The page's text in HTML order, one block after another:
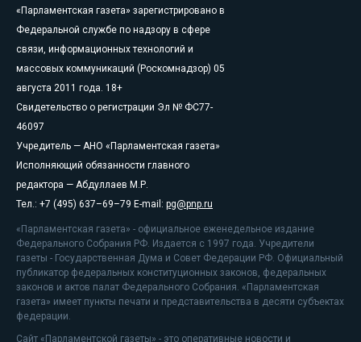
«Парламентская газета» зарегистрировано в
Федеральной службе по надзору в сфере
связи, информационных технологий и
массовых коммуникаций (Роскомнадзор) 05
августа 2011 года. 18+
Свидетельство о регистрации Эл № ФС77-
46097
Учредитель — АНО «Парламентская газета»
Исполняющий обязанности главного
редактора — Абдуллаев М.Р.
Тел.: +7 (495) 637–69–79 E-mail: pg@pnp.ru
«Парламентская газета» - официальное еженедельное издание
Федерального Собрания РФ. Издается с 1997 года. Учредители
газеты - Государственная Дума и Совет Федерации РФ. Официальный
публикатор федеральных конституционных законов, федеральных
законов и актов палат Федерального Собрания. «Парламентская
газета» имеет пункты печати и представительства в десяти субъектах
федерации.
Сайт «Парламентской газеты» - это оперативные новости и